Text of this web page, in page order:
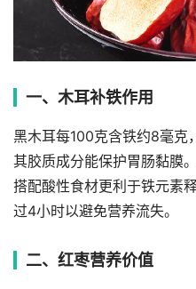
一、木耳补铁作用
黑木耳每100克含铁约8毫克
其胶质成分能保护胃肠黏膜
搭配酸性食材更利于铁元素
过4小时以避免营养流失。
二、红枣营养价值